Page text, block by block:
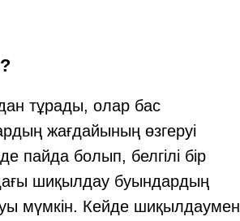
тұрады, олар бас
жағдайының өзгеруі
пайда болып, белгілі бір
шиқылдау буындардың
мүмкін. Кейде шиқылдаумен